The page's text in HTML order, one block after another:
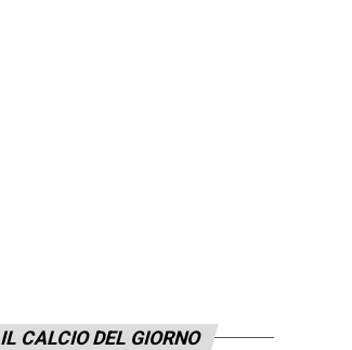
IL CALCIO DEL GIORNO